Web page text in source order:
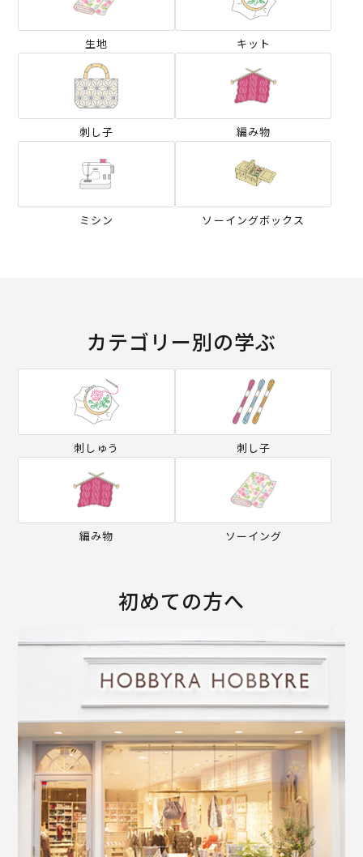
生地 キット
刺し子 編み物
ミシン ソーイングボックス
カテゴリー別の学ぶ
刺しゅう 刺し子
編み物 ソーイング
初めての方へ